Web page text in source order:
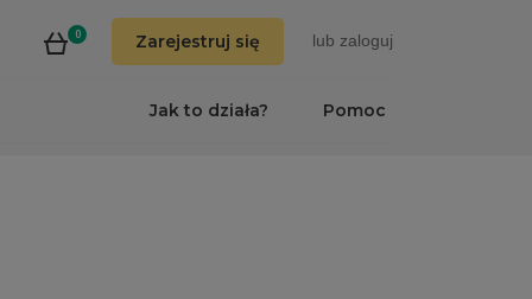
0 Zarejestruj się lub zaloguj
Pomoc
Jak to działa?